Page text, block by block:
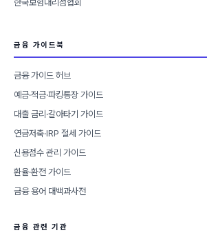
한국보험대리점협회
금융 가이드북
금융 가이드 허브
예금·적금·파킹통장 가이드
대출 금리·갈아타기 가이드
연금저축·IRP 절세 가이드
신용점수 관리 가이드
환율·환전 가이드
금융 용어 대백과사전
금융 관련 기관